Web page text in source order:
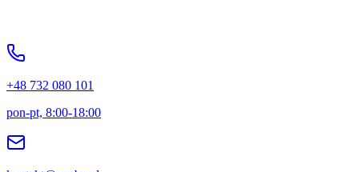
+48 732 080 101
pon-pt, 8:00-18:00